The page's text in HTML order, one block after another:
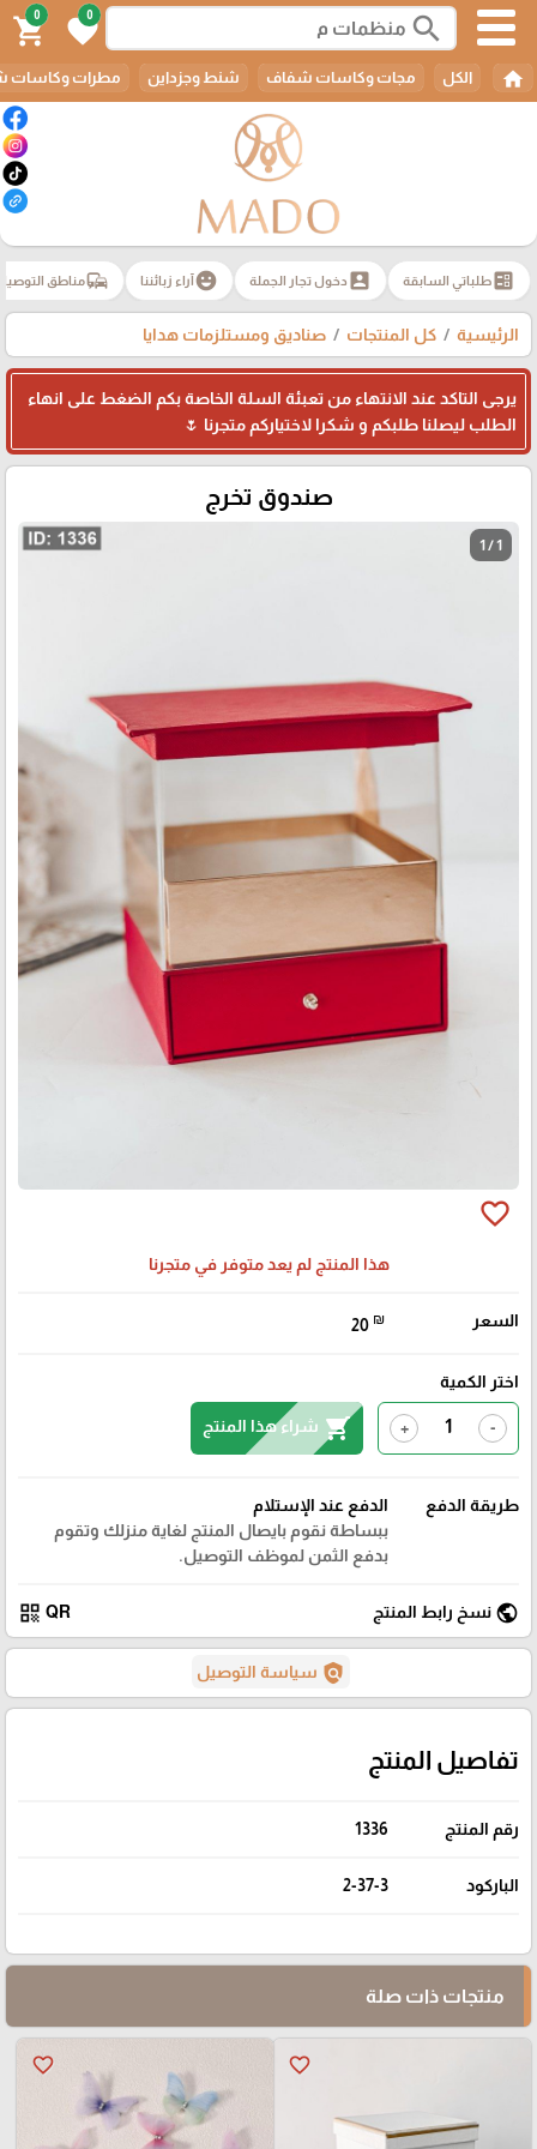
search
0
favorite
0
shopping_cart
home الكل مجات وكاسات شفاف شنط وجزداين مطرات وكاسات
ballotطلباتي السابقة account_box دخول تجار الجملة emoji_emotionsآراء زبائننا commuteمناطق
الرئيسية كل المنتجات صناديق ومستلزمات هدايا
يرجى التاكد عند الانتهاء من تعبئة السلة الخاصة بكم الضغط على انهاء
الطلب ليصلنا طلبكم و شكرا لاختياركم متجرنا 🌷
صندوق تخرج
1 / 1
favorite_border
هذا المنتج لم يعد متوفر في متجرنا
السعر 20 ₪
اختر الكمية
-
+
shopping_cart شراء هذا المنتج
طريقة الدفع
الدفع عند الإستلام
ببساطة نقوم بايصال المنتج لغاية منزلك وتقوم
بدفع الثمن لموظف التوصيل.
public نسخ رابط المنتج QR
qr_code
policy سياسة التوصيل
تفاصيل المنتج
رقم المنتج 1336
الباركود 2-37-3
منتجات ذات صلة
favorite_border
favorite_border